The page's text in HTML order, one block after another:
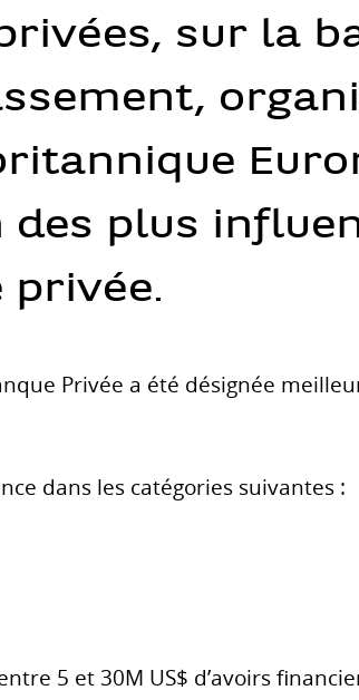
sur la
des plus
privée.
Privée a été désignée
dans les catégories suivantes :
5 et 30M US$ d’avoirs